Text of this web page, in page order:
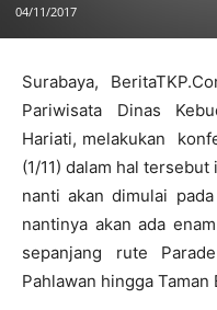
04/11/2017
Surabaya,
Pariwisata Dinas
Hariati, melakukan
(1/11) dalam hal
nanti akan dimulai
nantinya akan ada
sepanjang rute
Pahlawan hingga Taman